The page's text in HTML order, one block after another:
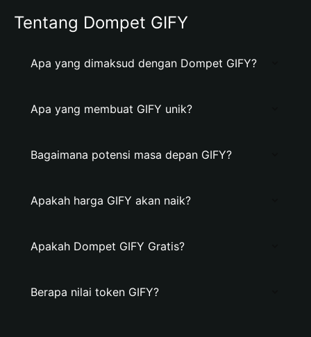
Tentang Dompet GIFY
Apa yang dimaksud dengan Dompet GIFY?
Apa yang membuat GIFY unik?
Bagaimana potensi masa depan GIFY?
Apakah harga GIFY akan naik?
Apakah Dompet GIFY Gratis?
Berapa nilai token GIFY?